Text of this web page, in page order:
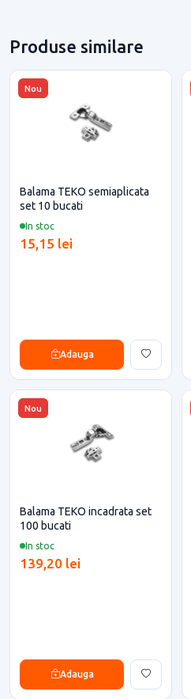
Produse similare
Nou
In stoc
Balama TEKO semiaplicata
set 10 bucati
15,15 lei
Adauga
Nou
In stoc
Balama TEKO incadrata set
100 bucati
139,20 lei
Adauga